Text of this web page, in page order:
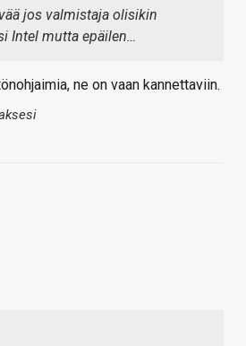
jos valmistaja olisikin
Intel mutta epäilen…
ne on vaan kannettaviin.